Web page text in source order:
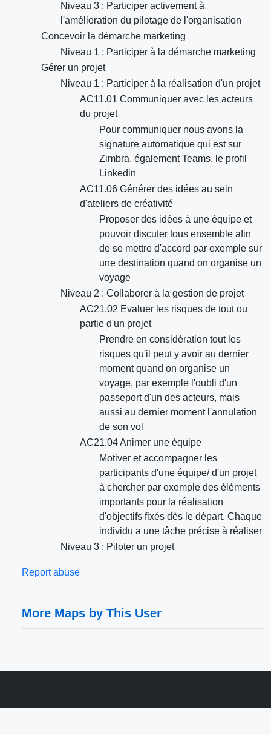
Niveau 3 : Participer activement à
l'amélioration du pilotage de l'organisation
Concevoir la démarche marketing
Niveau 1 : Participer à la démarche marketing
Gérer un projet
Niveau 1 : Participer à la réalisation d'un projet
AC11.01 Communiquer avec les acteurs
du projet
Pour communiquer nous avons la
signature automatique qui est sur
Zimbra, également Teams, le profil
Linkedin
AC11.06 Générer des idées au sein
d'ateliers de créativité
Proposer des idées à une équipe et
pouvoir discuter tous ensemble afin
de se mettre d'accord par exemple sur
une destination quand on organise un
voyage
Niveau 2 : Collaborer à la gestion de projet
AC21.02 Evaluer les risques de tout ou
partie d'un projet
Prendre en considération tout les
risques qu'il peut y avoir au dernier
moment quand on organise un
voyage, par exemple l'oubli d'un
passeport d'un des acteurs, mais
aussi au dernier moment l'annulation
de son vol
AC21.04 Animer une équipe
Motiver et accompagner les
participants d'une équipe/ d'un projet
à chercher par exemple des éléments
importants pour la réalisation
d'objectifs fixés dès le départ. Chaque
individu a une tâche précise à réaliser
Niveau 3 : Piloter un projet
Report abuse
More Maps by This User